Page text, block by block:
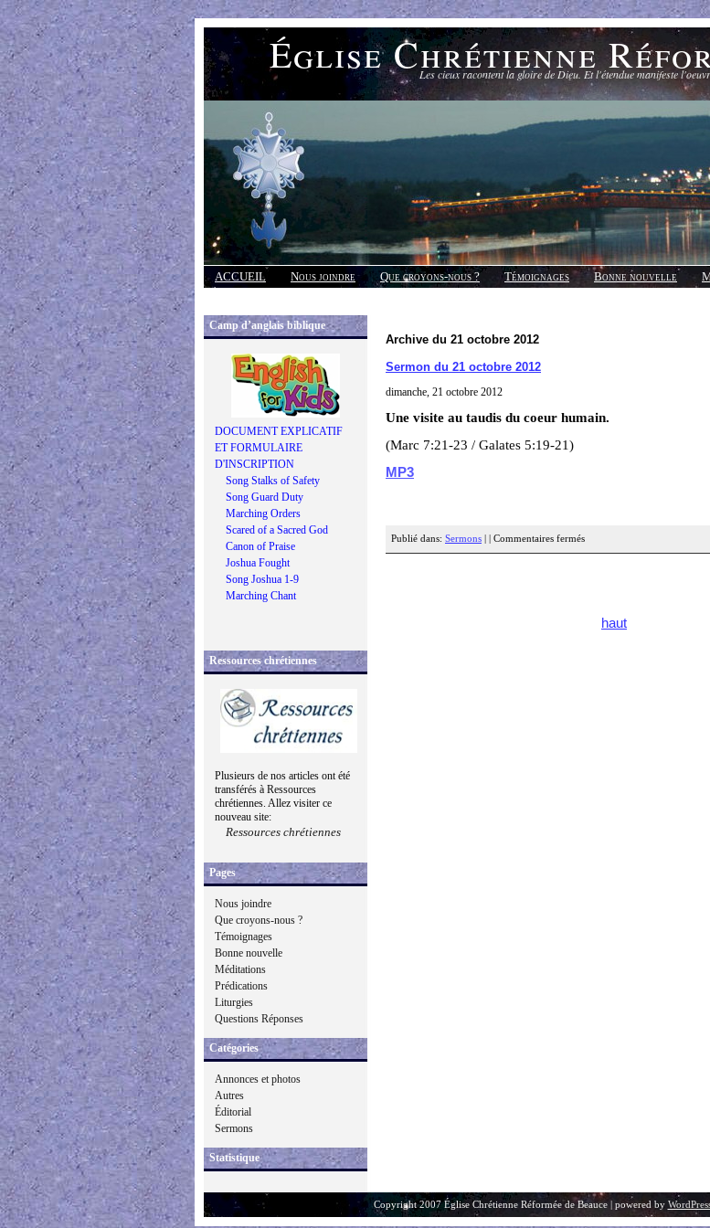
Église Chrétienne
Les cieux racontent la gloire de Dieu. Et l'étendue manifeste
ACCUEIL Nous joindre Que croyons-nous ? Témoignages Bonne nouvelle
Réponses
Camp d’anglais biblique
DOCUMENT EXPLICATIF
ET FORMULAIRE
D'INSCRIPTION
Song Stalks of Safety
Song Guard Duty
Marching Orders
Scared of a Sacred God
Canon of Praise
Joshua Fought
Song Joshua 1-9
Marching Chant
Ressources chrétiennes
Plusieurs de nos articles ont été
transférés à Ressources
chrétiennes. Allez visiter ce
nouveau site:
Ressources chrétiennes
Pages
Nous joindre
Que croyons-nous ?
Témoignages
Bonne nouvelle
Méditations
Prédications
Liturgies
Questions Réponses
Catégories
Annonces et photos
Autres
Éditorial
Sermons
Statistique
Archive du 21 octobre 2012
Sermon du 21 octobre 2012
dimanche, 21 octobre 2012
Une visite au taudis du coeur humain.
(Marc 7:21-23 / Galates 5:19-21)
MP3
Publié dans: Sermons Commentaires fermés
haut
Copyright 2007 Église Chrétienne Réformée de Beauce | powered by